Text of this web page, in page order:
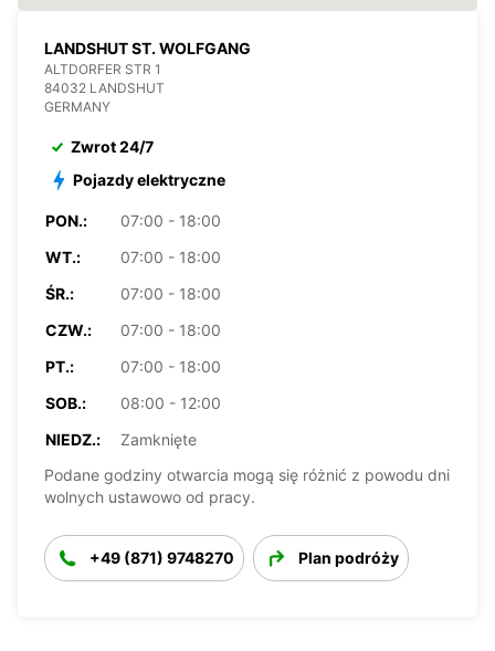
LANDSHUT ST. WOLFGANG
ALTDORFER STR 1
84032 LANDSHUT
GERMANY
Zwrot 24/7
Pojazdy elektryczne
PON.:
07:00 - 18:00
WT.:
07:00 - 18:00
ŚR.:
07:00 - 18:00
CZW.:
07:00 - 18:00
PT.:
07:00 - 18:00
SOB.:
08:00 - 12:00
NIEDZ.:
Zamknięte
Podane godziny otwarcia mogą się różnić z powodu dni
wolnych ustawowo od pracy.
+49 (871) 9748270 Plan podróży